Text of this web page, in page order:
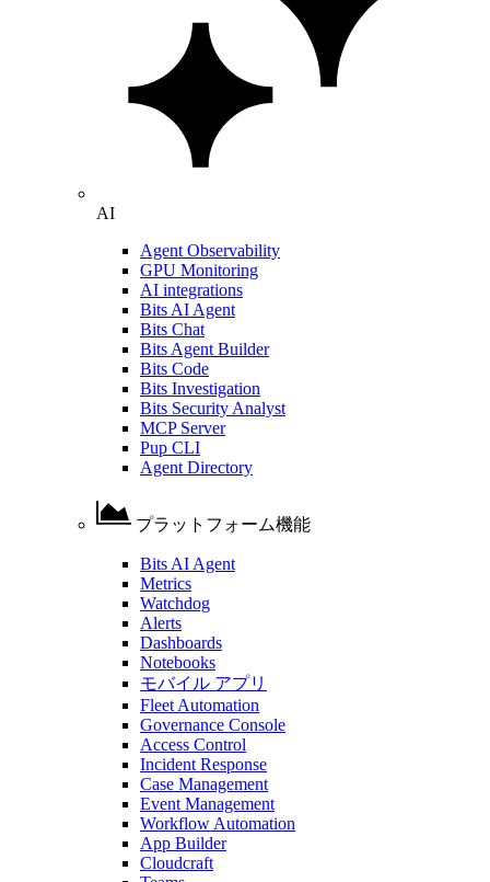
AI
Agent Observability
GPU Monitoring
AI integrations
Bits AI Agent
Bits Chat
Bits Agent Builder
Bits Code
Bits Investigation
Bits Security Analyst
MCP Server
Pup CLI
Agent Directory
プラットフォーム機能
Bits AI Agent
Metrics
Watchdog
Alerts
Dashboards
Notebooks
モバイル アプリ
Fleet Automation
Governance Console
Access Control
Incident Response
Case Management
Event Management
Workflow Automation
App Builder
Cloudcraft